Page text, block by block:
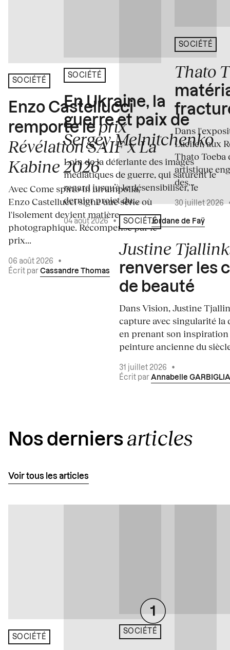
SOCIÉTÉ
Enzo Castellucci
remporte le prix
Révélation SAIF x La
Kabine 2026
Avec Come spirto in un'ampolla,
Enzo Castellucci signe une série où
l'isolement devient matière
photographique. Récompensé par le
prix...
06 août 2026
•
Écrit par Cassandre Thomas
SOCIÉTÉ
En Ukraine, la
guerre et paix de
Sergey Melnitchenko
Loin de la déferlante des images
médiatiques de guerre, qui saturent le
regard jusqu’à le désensibiliser, le
dernier projet du...
04 août 2026 • Écrit par Jordane de Faÿ
SOCIÉTÉ
Justine
renverser les
de beauté
Dans Vision, Justine
capture avec singularité la
en prenant son inspiration
peinture ancienne du
31 juillet 2026
•
Écrit par Annabelle GARBIGLIA
SOCIÉTÉ
Thato
Dans
Lucifer, aux
Thato Toeba
artistique
des...
30 juillet 2026
Nos derniers articles
Voir tous les articles
SOCIÉTÉ
SOCIÉTÉ